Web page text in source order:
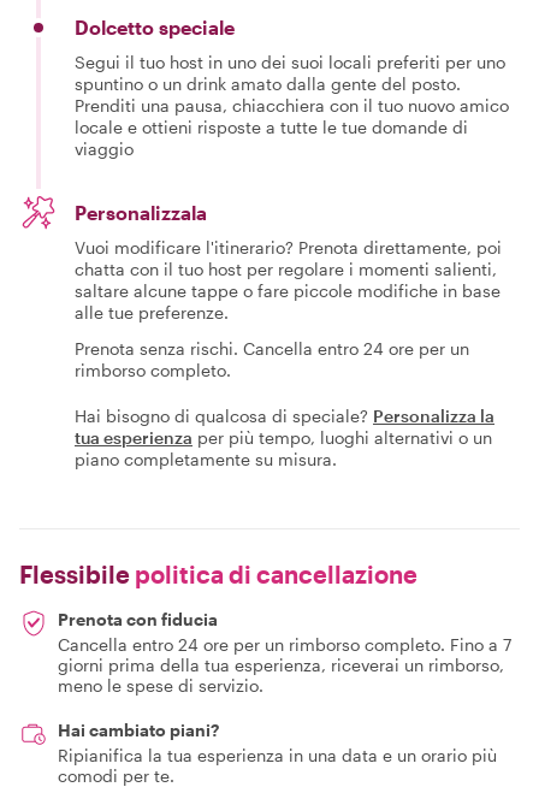
Dolcetto speciale
Segui il tuo host in uno dei suoi locali preferiti per uno
spuntino o un drink amato dalla gente del posto.
Prenditi una pausa, chiacchiera con il tuo nuovo amico
locale e ottieni risposte a tutte le tue domande di
viaggio
Personalizzala
Vuoi modificare l'itinerario? Prenota direttamente, poi
chatta con il tuo host per regolare i momenti salienti,
saltare alcune tappe o fare piccole modifiche in base
alle tue preferenze.
Prenota senza rischi. Cancella entro 24 ore per un
rimborso completo.
Hai bisogno di qualcosa di speciale? Personalizza la
tua esperienza per più tempo, luoghi alternativi o un
piano completamente su misura.
Flessibile politica di cancellazione
Prenota con fiducia
Cancella entro 24 ore per un rimborso completo. Fino a 7
giorni prima della tua esperienza, riceverai un rimborso,
meno le spese di servizio.
Hai cambiato piani?
Ripianifica la tua esperienza in una data e un orario più
comodi per te.